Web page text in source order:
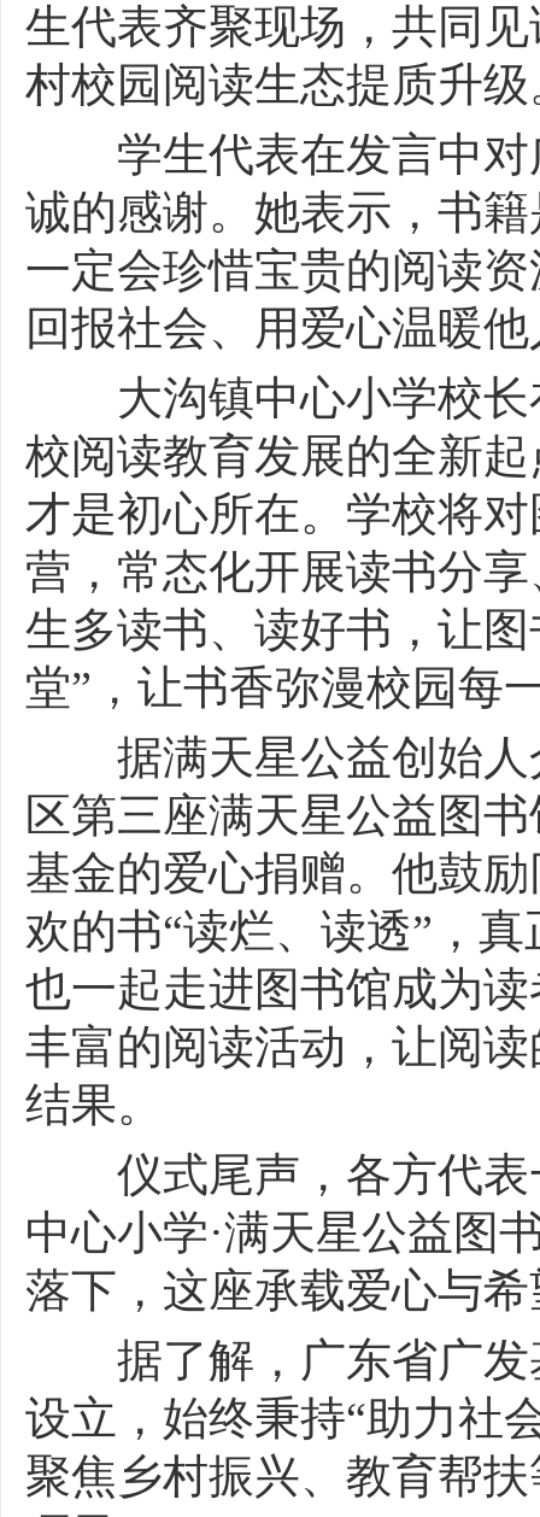
生代表齐聚现场，共同
村校园阅读生态提质升级
学生代表在发言中对
诚的感谢。她表示，书
一定会珍惜宝贵的阅读
回报社会、用爱心温暖
大沟镇中心小学校长
校阅读教育发展的全新
才是初心所在。学校将
营，常态化开展读书分
生多读书、读好书，让
堂”，让书香弥漫校园每
据满天星公益创始人
区第三座满天星公益图
基金的爱心捐赠。他鼓
欢的书“读烂、读透”，
也一起走进图书馆成为
丰富的阅读活动，让阅
结果。
仪式尾声，各方代表
中心小学·满天星公益图
落下，这座承载爱心与
据了解，广东省广发
设立，始终秉持“助力社
聚焦乡村振兴、教育帮